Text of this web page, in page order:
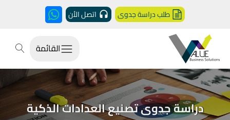
طلب دراسة جدوى اتصل الأن
القائمة
دراسة جدوى تصنيع العدادات الذكية